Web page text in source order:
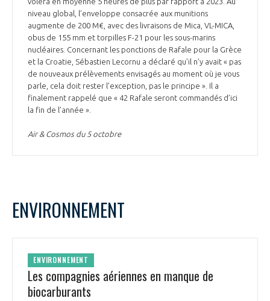
niveau global, l’enveloppe consacrée aux munitions
augmente de 200 M€, avec des livraisons de Mica, VL-MICA,
obus de 155 mm et torpilles F-21 pour les sous-marins
nucléaires. Concernant les ponctions de Rafale pour la Grèce
et la Croatie, Sébastien Lecornu a déclaré qu’il n’y avait « pas
de nouveaux prélèvements envisagés au moment où je vous
parle, cela doit rester l’exception, pas le principe ». Il a
finalement rappelé que « 42 Rafale seront commandés d’ici
la fin de l’année ».
Air & Cosmos du 5 octobre
ENVIRONNEMENT
ENVIRONNEMENT
Les compagnies aériennes en manque de
biocarburants